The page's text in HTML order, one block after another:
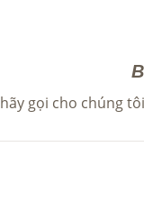
hãy gọi cho chúng